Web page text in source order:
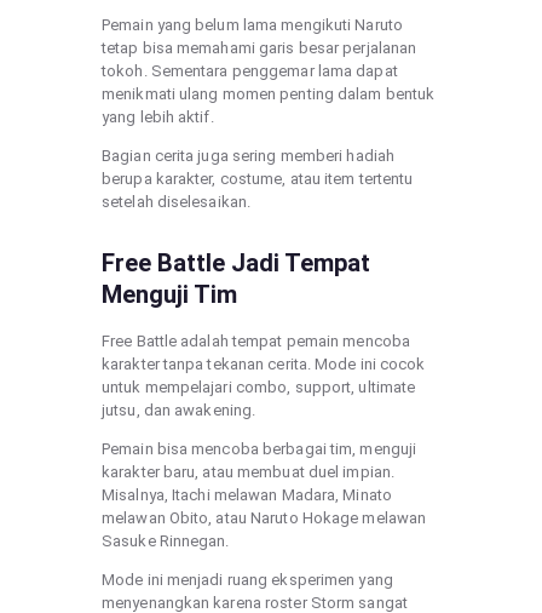
Pemain yang belum lama mengikuti Naruto
tetap bisa memahami garis besar perjalanan
tokoh. Sementara penggemar lama dapat
menikmati ulang momen penting dalam bentuk
yang lebih aktif.
Bagian cerita juga sering memberi hadiah
berupa karakter, costume, atau item tertentu
setelah diselesaikan.
Free Battle Jadi Tempat
Menguji Tim
Free Battle adalah tempat pemain mencoba
karakter tanpa tekanan cerita. Mode ini cocok
untuk mempelajari combo, support, ultimate
jutsu, dan awakening.
Pemain bisa mencoba berbagai tim, menguji
karakter baru, atau membuat duel impian.
Misalnya, Itachi melawan Madara, Minato
melawan Obito, atau Naruto Hokage melawan
Sasuke Rinnegan.
Mode ini menjadi ruang eksperimen yang
menyenangkan karena roster Storm sangat